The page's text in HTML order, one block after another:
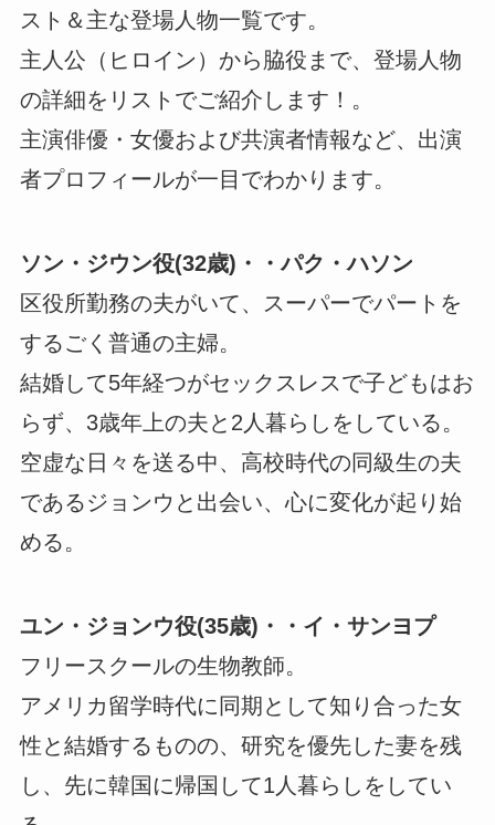
スト＆主な登場人物一覧です。
主人公（ヒロイン）から脇役まで、登場人物
の詳細をリストでご紹介します！。
主演俳優・女優および共演者情報など、出演
者プロフィールが一目でわかります。
ソン・ジウン役(32歳)・・パク・ハソン
区役所勤務の夫がいて、スーパーでパートを
するごく普通の主婦。
結婚して5年経つがセックスレスで子どもはお
らず、3歳年上の夫と2人暮らしをしている。
空虚な日々を送る中、高校時代の同級生の夫
であるジョンウと出会い、心に変化が起り始
める。
ユン・ジョンウ役(35歳)・・イ・サンヨプ
フリースクールの生物教師。
アメリカ留学時代に同期として知り合った女
性と結婚するものの、研究を優先した妻を残
し、先に韓国に帰国して1人暮らしをしてい